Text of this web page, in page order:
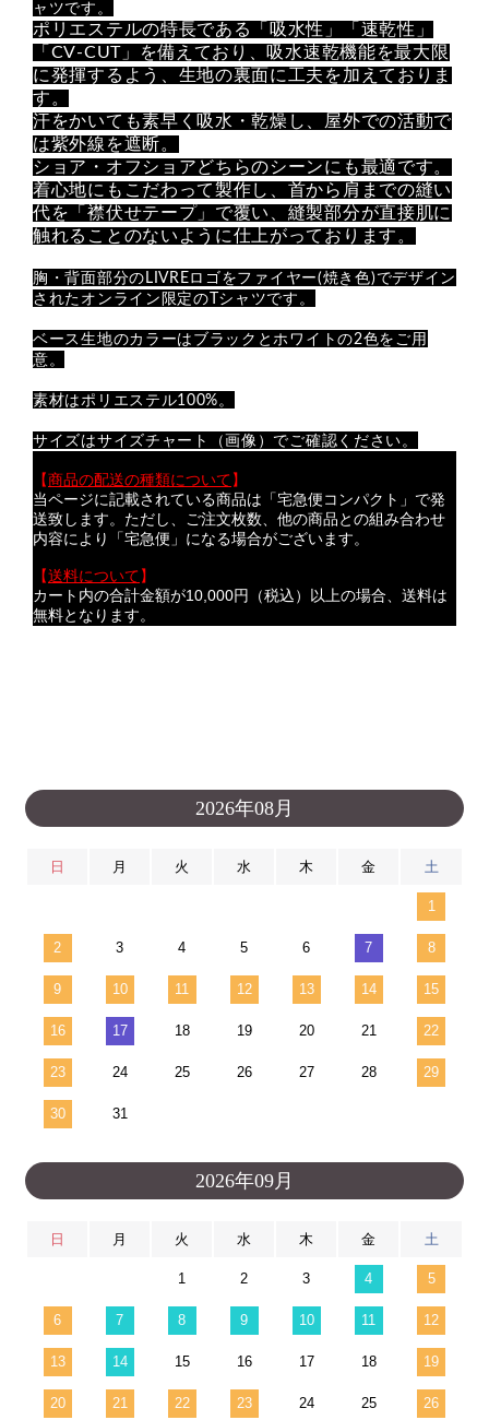
ャツです。
ポリエステルの特長である「吸水性」「速乾性」
「CV-CUT」を備えており、吸水速乾機能を最大限
に発揮するよう、生地の裏面に工夫を加えておりま
す。
汗をかいても素早く吸水・乾燥し、屋外での活動で
は紫外線を遮断。
ショア・オフショアどちらのシーンにも最適です。
着心地にもこだわって製作し、首から肩までの縫い
代を「襟伏せテープ」で覆い、縫製部分が直接肌に
触れることのないように仕上がっております。
胸・背面部分のLIVREロゴをファイヤー(焼き色)でデザイン
されたオンライン限定のTシャツです。
ベース生地のカラーはブラックとホワイトの2色をご用
意。
素材はポリエステル100%。
サイズはサイズチャート（画像）でご確認ください。
【商品の配送の種類について】
当ページに記載されている商品は「宅急便コンパクト」で発
送致します。ただし、ご注文枚数、他の商品との組み合わせ
内容により「宅急便」になる場合がございます。
【送料について】
カート内の合計金額が10,000円（税込）以上の場合、送料は
無料となります。
2026年08月
日 月 火 水 木 金 土
1
2 3 4 5 6 7 8
9 10 11 12 13 14 15
16 17 18 19 20 21 22
23 24 25 26 27 28 29
30 31
2026年09月
日 月 火 水 木 金 土
1 2 3 4 5
6 7 8 9 10 11 12
13 14 15 16 17 18 19
20 21 22 23 24 25 26